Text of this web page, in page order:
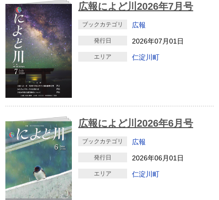
広報によど川2026年7月号
ブックカテゴリ 広報
発行日 2026年07月01日
エリア 仁淀川町
広報によど川2026年6月号
ブックカテゴリ 広報
発行日 2026年06月01日
エリア 仁淀川町